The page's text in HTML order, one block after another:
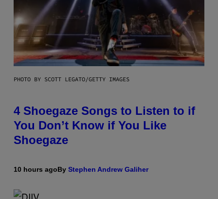
PHOTO BY SCOTT LEGATO/GETTY IMAGES
4 Shoegaze Songs to Listen to if
You Don’t Know if You Like
Shoegaze
10 hours agoBy Stephen Andrew Galiher